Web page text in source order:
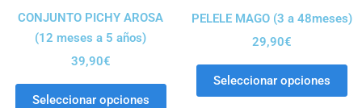
CONJUNTO PICHY AROSA
(12 meses a 5 años)
39,90€
Seleccionar opciones
PELELE MAGO (3 a 48meses)
29,90€
Seleccionar opciones